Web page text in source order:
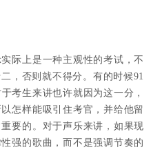
际上是一种主观性的考试，不
，否则就不得分。有的时候91
考生来讲也许就因为这一分，
怎样能吸引住考官，并给他留
要的。对于声乐来讲，如果现
强的歌曲，而不是强调节奏的